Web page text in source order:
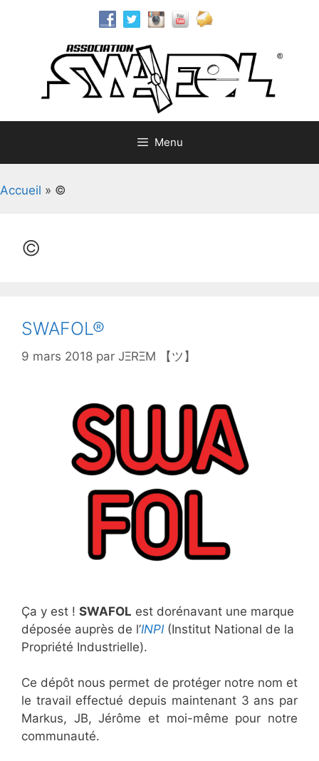
Menu
Accueil » ©
©
SWAFOL®
9 mars 2018 par JΞRΞM 【ツ】
Ça y est ! SWAFOL est dorénavant une marque
déposée auprès de l’INPI(Institut National de la
Propriété Industrielle).
Ce dépôt nous permet de protéger notre nom et
le travail effectué depuis maintenant 3 ans par
Markus, JB, Jérôme et moi-même pour notre
communauté.